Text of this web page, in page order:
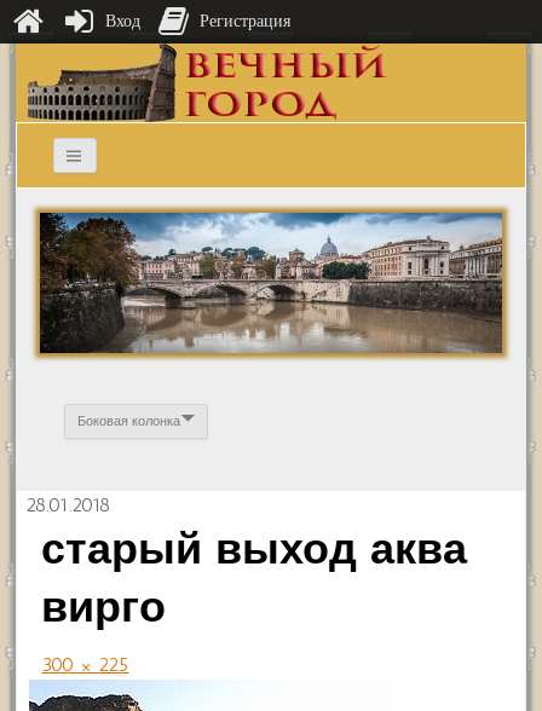
Боковая колонка
28.01.2018
старый выход аква
вирго
300 × 225
Вход Регистрация